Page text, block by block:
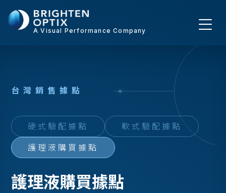
A Visual Performance Company
台灣銷 售據點
硬式驗配據點 軟式驗配據點
護理液購買據點
護理液購買據點